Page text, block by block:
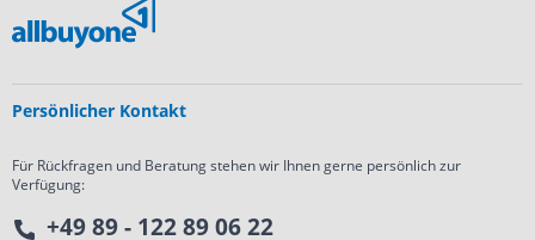
Persönlicher Kontakt
Für Rückfragen und Beratung stehen wir Ihnen gerne persönlich zur
Verfügung:
+49 89 - 122 89 06 22